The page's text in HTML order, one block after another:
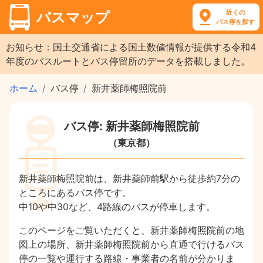
バスマップ
近くの
バス停を探す
お知らせ：国土交通省による国土数値情報が提供する令和4
年度のバスルートとバス停留所のデータを搭載しました。
ホーム バス停 新井薬師梅照院前
バス停: 新井薬師梅照院前
（東京都）
新井薬師梅照院前は、新井薬師前駅から徒歩約7分の
ところにあるバス停です。
中10や中30など、4路線のバスが停車します。
このページをご覧いただくと、新井薬師梅照院前の地
図上の場所、新井薬師梅照院前から直通で行けるバス
停の一覧や運行する路線・事業者の名前が分かりま